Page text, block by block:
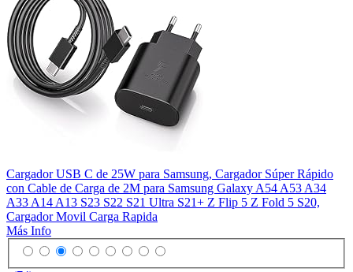
Cargador USB C de 25W para Samsung, Cargador Súper Rápido
con Cable de Carga de 2M para Samsung Galaxy A54 A53 A34
A33 A14 A13 S23 S22 S21 Ultra S21+ Z Flip 5 Z Fold 5 S20,
Cargador Movil Carga Rapida
Más Info